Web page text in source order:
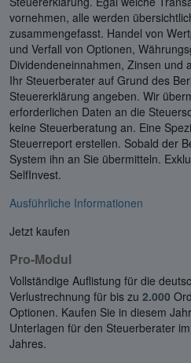
vornehmen, alle werden
zusammengefasst. Handel von
und Verfall von Optionen,
Dividendeneinnahmen, Zinsen und
Ihr Steuerberater auf Grund des
Steuererklärung angeben. Wir
erforderlichen Daten an die
keine Steuerberatung an. Eine
Steuerreport erstellen. Sobald der
System ihn an Sie übermitteln.
SelfInvest.
Ausführliche Informationen
Jetzt kaufen
Pro-Modul
Vollständige Auflistung für die
Verlustrechnung für bis zu 2.000
Optionen. Kaufen Sie in diesem
Unterlagen für den Steuerberater
Jahres.